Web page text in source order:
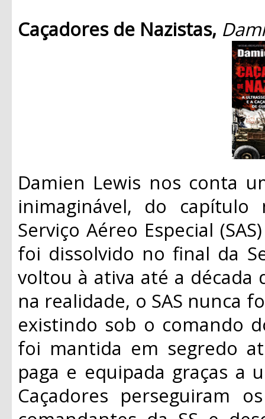
Caçadores de Nazistas,
Damien Lewis nos conta
inimaginável, do
Serviço Aéreo Especial
foi dissolvido no final da
voltou à ativa até a década
na realidade, o SAS nunca
existindo sob o comando
foi mantida em segredo
paga e equipada graças a
Caçadores perseguiram